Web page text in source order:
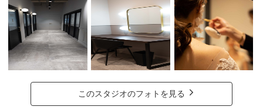
このスタジオのフォトを見る